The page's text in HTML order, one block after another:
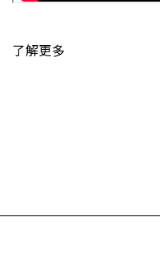
了解更多